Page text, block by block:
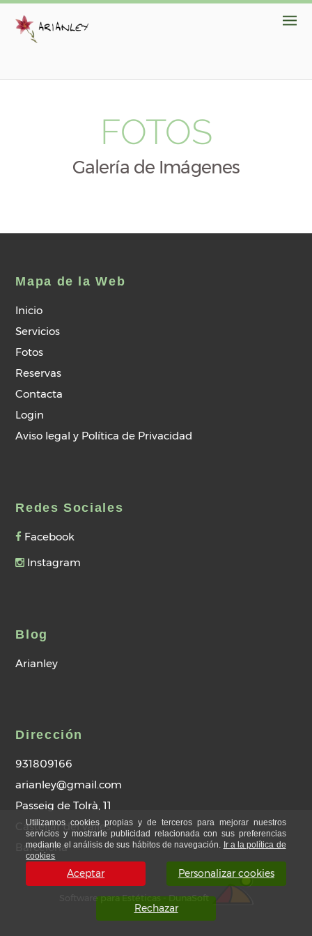
FOTOS
Galería de Imágenes
Mapa de la Web
Inicio
Servicios
Fotos
Reservas
Contacta
Login
Aviso legal y Política de Privacidad
Redes Sociales
Facebook
Instagram
Blog
Arianley
Dirección
931809166
arianley@gmail.com
Passeig de Tolrà, 11
Castellar del valles
Barcelona
Software para Estéticas - DunaSoft
Utilizamos cookies propias y de terceros para mejorar nuestros
servicios y mostrarle publicidad relacionada con sus preferencias
mediante el análisis de sus hábitos de navegación. Ir a la política de
cookies
Aceptar Personalizar cookies
Rechazar